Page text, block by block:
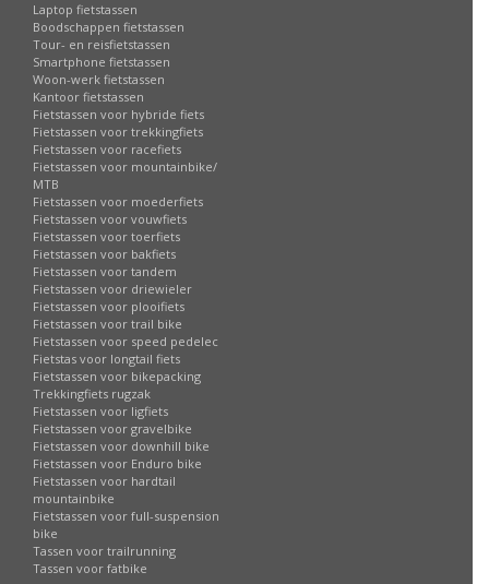
Laptop fietstassen
Boodschappen fietstassen
Tour- en reisfietstassen
Smartphone fietstassen
Woon-werk fietstassen
Kantoor fietstassen
Fietstassen voor hybride fiets
Fietstassen voor trekkingfiets
Fietstassen voor racefiets
Fietstassen voor mountainbike/
MTB
Fietstassen voor moederfiets
Fietstassen voor vouwfiets
Fietstassen voor toerfiets
Fietstassen voor bakfiets
Fietstassen voor tandem
Fietstassen voor driewieler
Fietstassen voor plooifiets
Fietstassen voor trail bike
Fietstassen voor speed pedelec
Fietstas voor longtail fiets
Fietstassen voor bikepacking
Trekkingfiets rugzak
Fietstassen voor ligfiets
Fietstassen voor gravelbike
Fietstassen voor downhill bike
Fietstassen voor Enduro bike
Fietstassen voor hardtail
mountainbike
Fietstassen voor full-suspension
bike
Tassen voor trailrunning
Tassen voor fatbike